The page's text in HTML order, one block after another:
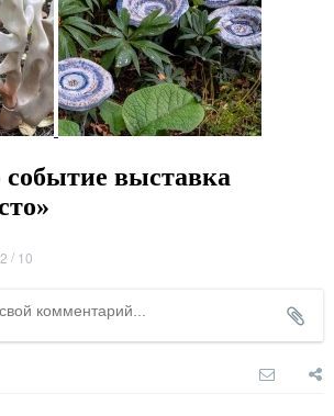
выставка
/ 10